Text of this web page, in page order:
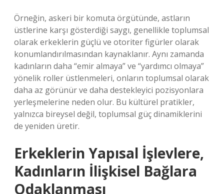
Örneğin, askeri bir komuta örgütünde, astların
üstlerine karşı gösterdiği saygı, genellikle toplumsal
olarak erkeklerin güçlü ve otoriter figürler olarak
konumlandırılmasından kaynaklanır. Aynı zamanda
kadınların daha “emir almaya” ve “yardımcı olmaya”
yönelik roller üstlenmeleri, onların toplumsal olarak
daha az görünür ve daha destekleyici pozisyonlara
yerleşmelerine neden olur. Bu kültürel pratikler,
yalnızca bireysel değil, toplumsal güç dinamiklerini
de yeniden üretir.
Erkeklerin Yapısal İşlevlere,
Kadınların İlişkisel Bağlara
Odaklanması